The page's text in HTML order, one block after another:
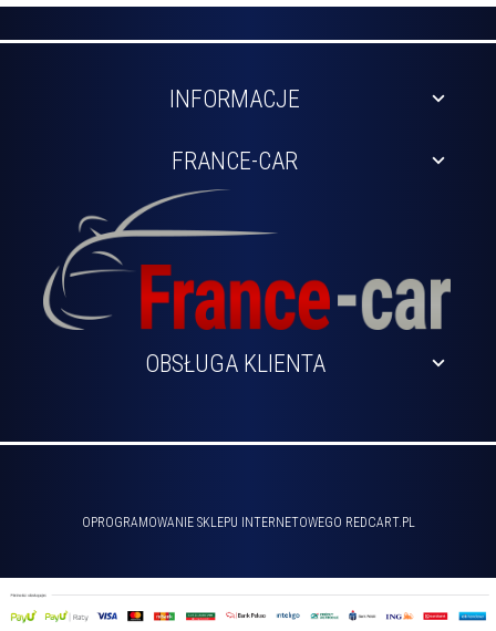
INFORMACJE
FRANCE-CAR
OBSŁUGA KLIENTA
OPROGRAMOWANIE SKLEPU INTERNETOWEGO REDCART.PL